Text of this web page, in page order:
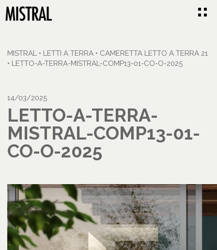
MISTRAL • LETTI A TERRA • CAMERETTA LETTO A TERRA 21
• LETTO-A-TERRA-MISTRAL-COMP13-01-CO-O-2025
14/03/2025
LETTO-A-TERRA-
MISTRAL-COMP13-01-
CO-O-2025